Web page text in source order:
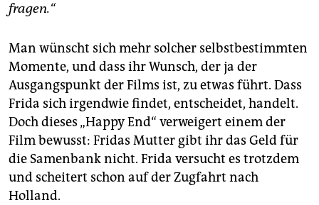
fragen.“
Man wünscht sich mehr solcher selbstbestimmten
Momente, und dass ihr Wunsch, der ja der
Ausgangspunkt der Films ist, zu etwas führt. Dass
Frida sich irgendwie findet, entscheidet, handelt.
Doch dieses „Happy End“ verweigert einem der
Film bewusst: Fridas Mutter gibt ihr das Geld für
die Samenbank nicht. Frida versucht es trotzdem
und scheitert schon auf der Zugfahrt nach
Holland.